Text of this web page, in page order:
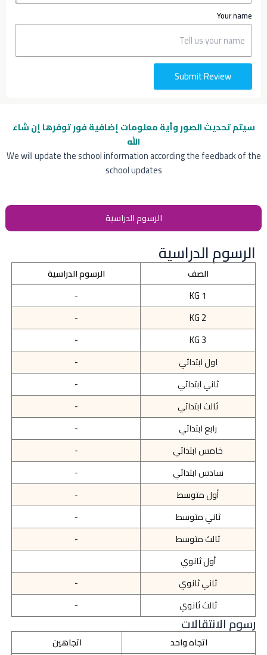
سيتم تحديث الصور وأية معلومات إضافيةفور توفرها إن شاء
الله
We will update the school information according the feedback of the
school updates
الرسوم الدراسية
الرسوم الدراسية
الصف
الرسوم الدراسية
KG 1
-
KG 2
-
KG 3
-
اول ابتدائي
-
ثاني ابتدائي
-
ثالث ابتدائي
-
رابع ابتدائي
-
خامس ابتدائي
-
سادس ابتدائي
-
أول متوسط
-
ثاني متوسط
-
ثالث متوسط
-
أول ثانوي
ثاني ثانوي
-
ثالث ثانوي
-
رسوم الانتقالات
اتجاه واحد
اتجاهين
Your name
Submit Review